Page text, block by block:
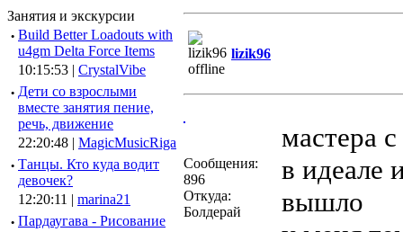
Занятия и экскурсии
· Build Better Loadouts with
u4gm Delta Force Items
10:15:53 | CrystalVibe
· Дети со взрослыми
вместе занятия пение,
речь, движение
22:20:48 | MagicMusicRiga
· Танцы. Кто куда водит
девочек?
12:20:11 | marina21
· Пардаугава - Рисование
lizik96
Сообщения:
896
Откуда:
Болдерай
мастера
в идеале
вышло